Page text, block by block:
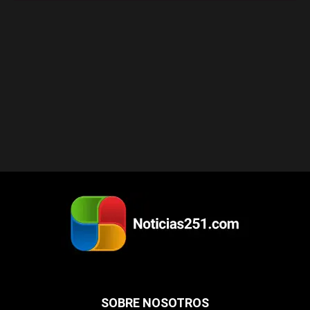
SOBRE NOSOTROS